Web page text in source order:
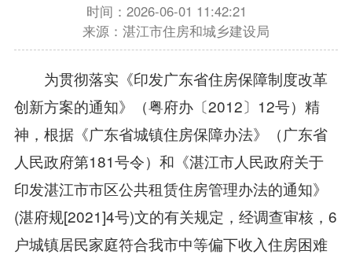
时间：2026-06-01 11:42:21
来源：湛江市住房和城乡建设局
为贯彻落实《印发广东省住房保障制度改革
创新方案的通知》（粤府办〔2012〕12号）精
神，根据《广东省城镇住房保障办法》（广东省
人民政府第181号令）和《湛江市人民政府关于
印发湛江市市区公共租赁住房管理办法的通知》
(湛府规[2021]4号)文的有关规定，经调查审核，6
户城镇居民家庭符合我市中等偏下收入住房困难